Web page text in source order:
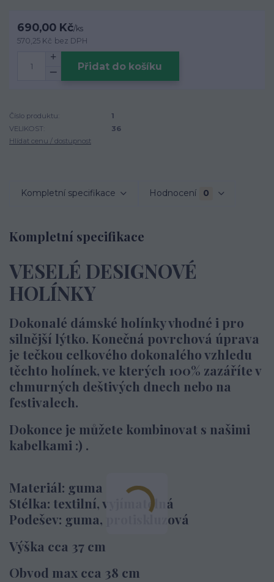
690,00 Kč/ks
570,25 Kč bez DPH
Přidat do košíku
Číslo produktu:
1
VELIKOST:
36
Hlídat cenu / dostupnost
Kompletní specifikace Hodnocení 0
Kompletní specifikace
VESELÉ DESIGNOVÉ
HOLÍNKY
Dokonalé dámské holínky vhodné i pro
silnější lýtko. Konečná povrchová úprava
je tečkou celkového dokonalého vzhledu
těchto holínek, ve kterých 100% zazáříte v
chmurných deštivých dnech nebo na
festivalech.
Dokonce je můžete kombinovat s našimi
kabelkami :) .
Materiál: guma
Stélka: textilní, vyjímatelná
Podešev: guma, protiskluzová
Výška cca 37 cm
Obvod max cca 38 cm